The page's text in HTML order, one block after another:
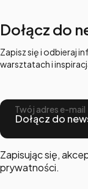
Dołącz do
Zapisz się i odbieraj
warsztatach i
Twój adres e-mail
Dołącz do
Zapisując się,
prywatności.